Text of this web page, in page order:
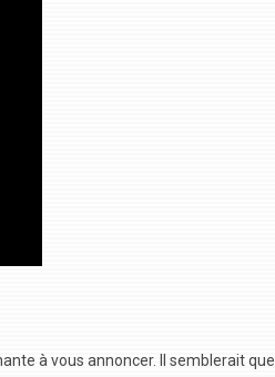
à vous annoncer. Il semblerait que